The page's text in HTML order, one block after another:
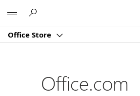
Office Store
Office.com